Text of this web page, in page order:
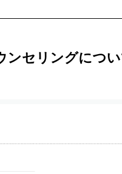
ンセリングにつ